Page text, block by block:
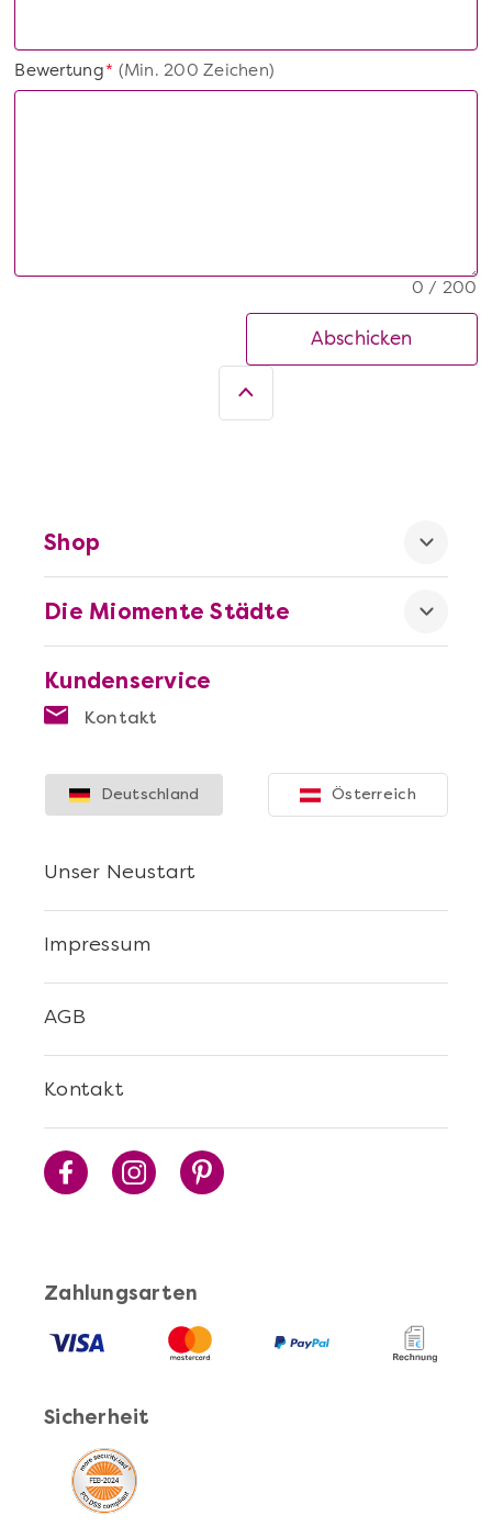
*
Bewertung(Min. 200 Zeichen)
0 / 200
Abschicken
Kundenservice
Kontakt
Die Miomente Städte
Shop
Zahlungsarten
Sicherheit
Kontakt
AGB
Impressum
Unser Neustart
Deutschland Österreich